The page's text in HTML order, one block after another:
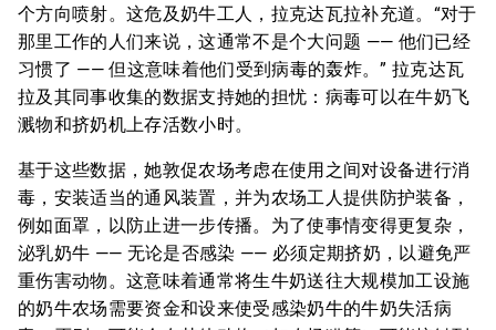
个方向喷射。这危及奶牛工人，拉克达瓦拉补充道。“对于
那里工作的人们来说，这通常不是个大问题 —— 他们已经
习惯了 —— 但这意味着他们受到病毒的轰炸。” 拉克达瓦
拉及其同事收集的数据支持她的担忧：病毒可以在牛奶飞
溅物和挤奶机上存活数小时。
基于这些数据，她敦促农场考虑在使用之间对设备进行消
毒，安装适当的通风装置，并为农场工人提供防护装备，
例如面罩，以防止进一步传播。为了使事情变得更复杂，
泌乳奶牛 —— 无论是否感染 —— 必须定期挤奶，以避免严
重伤害动物。这意味着通常将生牛奶送往大规模加工设施
的奶牛农场需要资金和设来使受感染奶牛的牛奶失活病